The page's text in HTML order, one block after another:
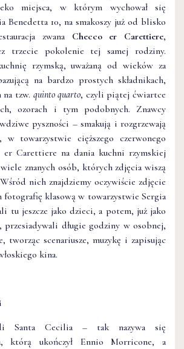
miejsca, w którym wychował się
Benedetta 10, na smakoszy już od blisko
zwana Checco er Carettiere,
trzecie pokolenie tej samej rodziny.
rzymską, uważaną od wieków za
na bardzo prostych składnikach,
tzw. quinto quarto, czyli piątej ćwiartce
ozorach i tym podobnych. Znawcy
pyszności – smakują i rozgrzewają
w towarzystwie cięższego czerwonego
er Carettiere na dania kuchni rzymskiej
znanych osób, których zdjęcia wiszą
nich znajdziemy oczywiście zdjęcie
klasową w towarzystwie Sergia
tu jeszcze jako dzieci, a potem, już jako
długie godziny w osobnej,
tworząc scenariusze, muzykę i zapisując
kina.
Santa Cecilia – tak nazywa się
którą ukończył Ennio Morricone, a